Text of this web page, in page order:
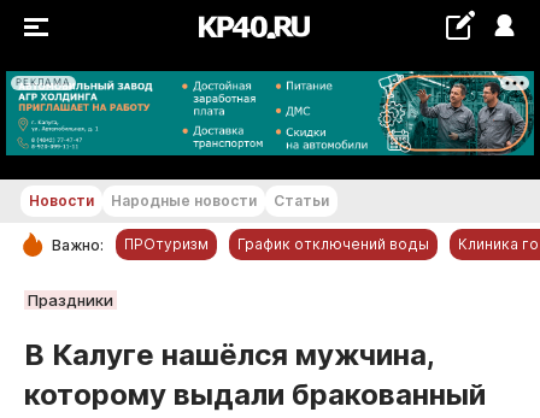
РЕКЛАМА
+29...+30 °С
РУБРИКИ
Новости компаний
Статьи
Новости Народные новости Статьи
Важно: ПРОтуризм График отключений воды Клиника
Праздники
В Калуге нашёлся мужчина,
которому выдали бракованный